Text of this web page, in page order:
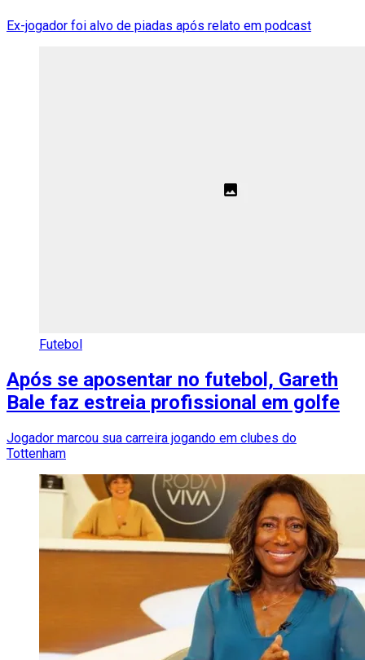
Ex-jogador foi alvo de piadas após relato em podcast
Futebol
Após se aposentar no futebol, Gareth
Bale faz estreia profissional em golfe
Jogador marcou sua carreira jogando em clubes do
Tottenham